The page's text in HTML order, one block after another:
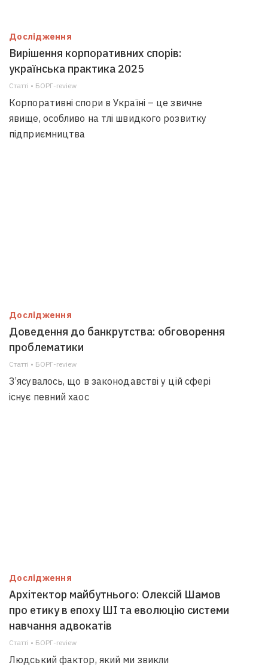
Дослідження
Вирішення корпоративних спорів:
українська практика 2025
Статті • БОРГ-review
Корпоративні спори в Україні – це звичне
явище, особливо на тлі швидкого розвитку
підприємництва
Дослідження
Доведення до банкрутства: обговорення
проблематики
Статті • БОРГ-review
З’ясувалось, що в законодавстві у цій сфері
існує певний хаос
Дослідження
Архітектор майбутнього: Олексій Шамов
про етику в епоху ШІ та еволюцію системи
навчання адвокатів
Статті • БОРГ-review
Людський фактор, який ми звикли